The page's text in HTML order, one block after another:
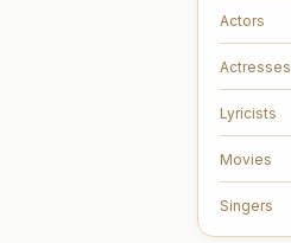
Actors
Actresses
Lyricists
Movies
Singers